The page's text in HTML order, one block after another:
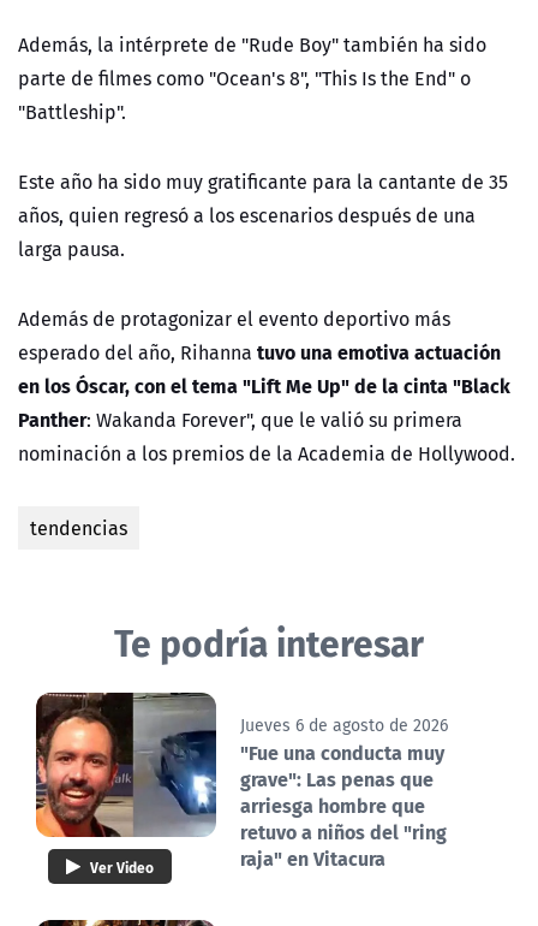
Además, la intérprete de "Rude Boy" también ha sido
parte de filmes como "Ocean's 8", "This Is the End" o
"Battleship".
Este año ha sido muy gratificante para la cantante de 35
años, quien regresó a los escenarios después de una
larga pausa.
Además de protagonizar el evento deportivo más
esperado del año, Rihanna tuvo una emotiva actuación
en los Óscar, con el tema "Lift Me Up" de la cinta "Black
Panther: Wakanda Forever", que le valió su primera
nominación a los premios de la Academia de Hollywood.
tendencias
Te podría interesar
Ver Video
Jueves 6 de agosto de 2026
"Fue una conducta muy
grave": Las penas que
arriesga hombre que
retuvo a niños del "ring
raja" en Vitacura